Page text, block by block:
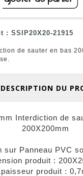
: SSIP20X20-21915
de sauter en bas
DESCRIPTION DU
Interdiction de
200X200mm
sur Panneau PVC
produit :
produit :